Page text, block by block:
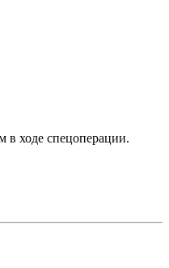
в ходе спецоперации.